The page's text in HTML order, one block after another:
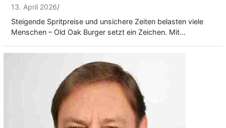
13. April 2026
Steigende Spritpreise und unsichere Zeiten belasten viele
Menschen – Old Oak Burger setzt ein Zeichen. Mit…